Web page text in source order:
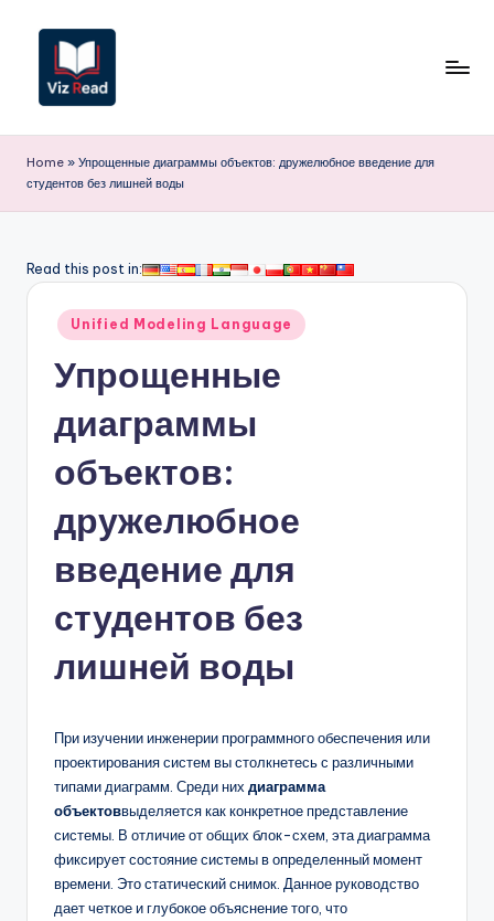
Перейти
содержимому
iz
R
a
si
S
w
Home » Упрощенные диаграммы объектов: дружелюбное введение для
студентов без лишней воды
Read this post in:
Опубликовано
Unified Modeling Language
Упрощенные
диаграммы
объектов:
дружелюбное
введение для
студентов без
лишней воды
При изучении инженерии программного обеспечения или
проектирования систем вы столкнетесь с различными
типами диаграмм. Среди них диаграмма
объектоввыделяется как конкретное представление
системы. В отличие от общих блок-схем, эта диаграмма
фиксирует состояние системы в определенный момент
времени. Это статический снимок. Данное руководство
дает четкое и глубокое объяснение того, что